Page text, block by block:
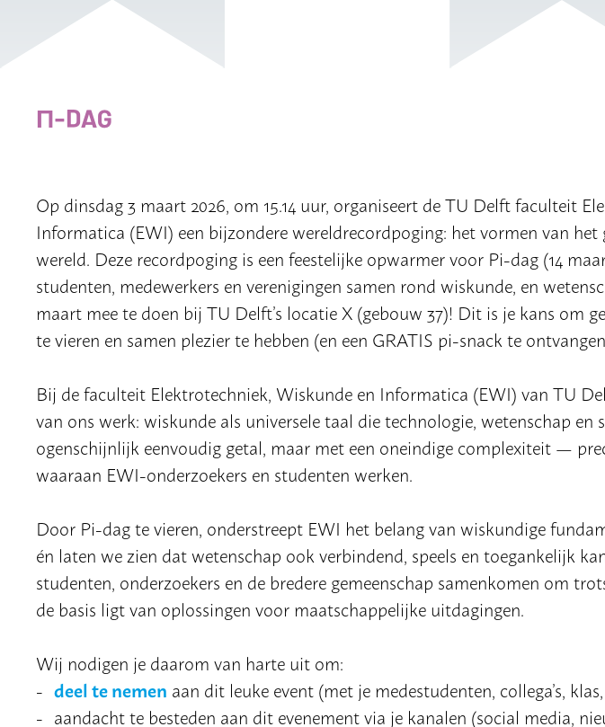
Π-DAG
Op dinsdag 3 maart 2026, om 15.14 uur, organiseert de TU Delft faculteit
Informatica (EWI) een bijzondere wereldrecordpoging: het vormen van
wereld. Deze recordpoging is een feestelijke opwarmer voor Pi-dag (14
studenten, medewerkers en verenigingen samen rond wiskunde, en
maart mee te doen bij TU Delft’s locatie X (gebouw 37)! Dit is je kans om
te vieren en samen plezier te hebben (en een GRATIS pi-snack te
Bij de faculteit Elektrotechniek, Wiskunde en Informatica (EWI) van TU
van ons werk: wiskunde als universele taal die technologie, wetenschap en
ogenschijnlijk eenvoudig getal, maar met een oneindige complexiteit —
waaraan EWI-onderzoekers en studenten werken.
Door Pi-dag te vieren, onderstreept EWI het belang van wiskundige
én laten we zien dat wetenschap ook verbindend, speels en toegankelijk
studenten, onderzoekers en de bredere gemeenschap samenkomen om
de basis ligt van oplossingen voor maatschappelijke uitdagingen.
Wij nodigen je daarom van harte uit om:
deel te nemen aan dit leuke event (met je medestudenten, collega’s,
aandacht te besteden aan dit evenement via je kanalen (social media,